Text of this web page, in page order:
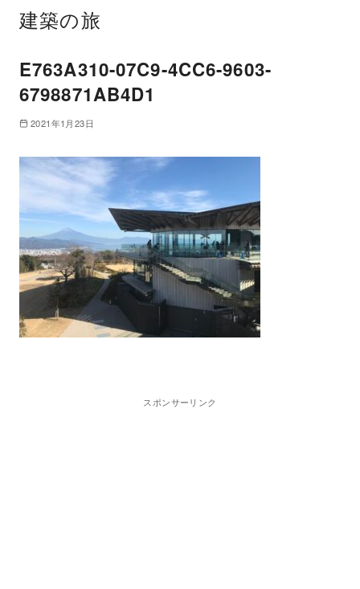
建築の旅
E763A310-07C9-4CC6-9603-
6798871AB4D1
2021年1月23日
スポンサーリンク